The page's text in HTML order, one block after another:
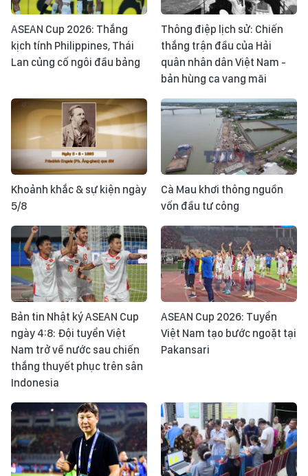
ASEAN Cup 2026: Thắng
kịch tính Philippines, Thái
Lan củng cố ngôi đầu bảng
Thông điệp lịch sử: Chiến
thắng trận đầu của Hải
quân nhân dân Việt Nam -
bản hùng ca vang mãi
Khoảnh khắc & sự kiện ngày
5/8
Cà Mau khơi thông nguồn
vốn đầu tư công
Bản tin Nhật ký ASEAN Cup
ngày 4:8: Đội tuyển Việt
Nam trở về nước sau chiến
thắng thuyết phục trên sân
Indonesia
ASEAN Cup 2026: Tuyển
Việt Nam tạo bước ngoặt tại
Pakansari